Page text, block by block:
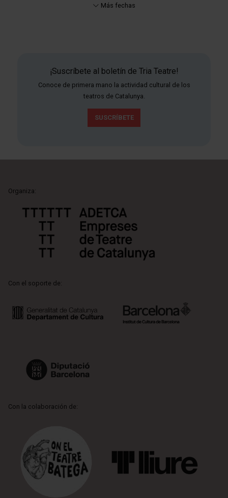
Más fechas
¡Suscríbete al boletín de Tria Teatre!
Conoce de primera mano la actividad cultural de los
teatros de Catalunya.
SUSCRÍBETE
Organiza:
Con el soporte de:
Con la colaboración de: